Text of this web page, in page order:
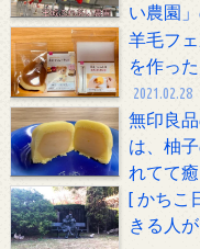
い農園
羊毛フ
を作っ
2021.02.28
無印良
は、柚
れてて
[ かちこ
きる人